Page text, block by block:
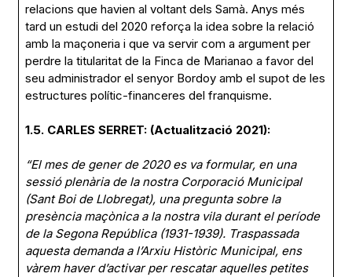
relacions que havien al voltant dels Samà. Anys més
tard un estudi del 2020 reforça la idea sobre la relació
amb la maçoneria i que va servir com a argument per
perdre la titularitat de la Finca de Marianao a favor del
seu administrador el senyor Bordoy amb el supot de les
estructures polític-financeres del franquisme.
1.5. CARLES SERRET: (Actualització 2021):
“El mes de gener de 2020 es va formular, en una
sessió plenària de la nostra Corporació Municipal
(Sant Boi de Llobregat), una pregunta sobre la
presència maçònica a la nostra vila durant el període
de la Segona República (1931-1939). Traspassada
aquesta demanda a l’Arxiu Històric Municipal, ens
vàrem haver d’activar per rescatar aquelles petites